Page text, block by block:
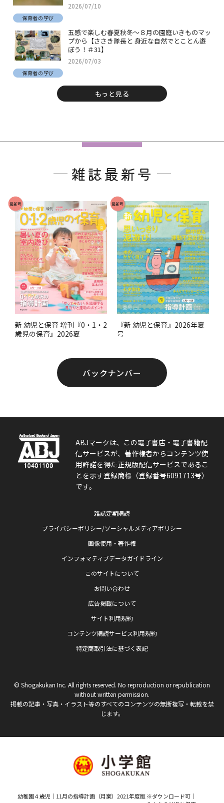
2026/07/10
保育者の学び
五感で楽しむ春夏秋冬～８月の園庭いきものマッ
プから【ささき隊長と 身近な自然でとことん遊
ぼう！＃31】
2026/07/03
保育者の学び
もっと見る
雑誌最新号
最新号
新 幼児と保育 増刊『0・1・2
歳児の保育』2026夏
最新号
『新 幼児と保育』2026年夏
号
バックナンバー
ABJマークは、この電子書店・電子書籍配
信サービスが、著作権者からコンテンツ使
用許諾を得た正規版配信サービスであるこ
とを示す登録商標（登録番号6091713号）
です。
雑誌定期購読
プライバシーポリシー/ソーシャルメディアポリシー
画像使用・著作権
インフォマティブデータガイドライン
このサイトについて
お問い合わせ
広告掲載について
サイト利用規約
コンテンツ購読サービス利用規約
特定商取引法に基づく表記
© Shogakukan Inc. All rights reserved. No reproduction or republication
without written permission.
掲載の記事・写真・イラスト等のすべてのコンテンツの無断複写・転載を禁
じます。
幼稚園４歳児｜11月の指導計画（月案）2021年度版 ※ダウンロード可｜